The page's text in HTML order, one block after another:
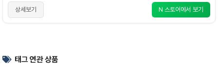
상세보기 N 스토어에서 보기
태그 연관 상품